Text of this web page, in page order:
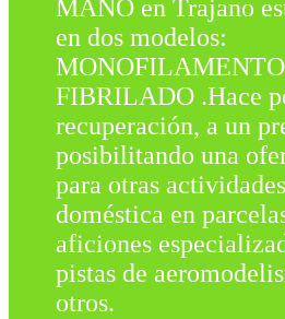
MANO en Trajano
en dos modelos:
FIBRILADO .Hace
recuperación, a un
posibilitando una
para otras
doméstica en
aficiones
pistas de
otros.